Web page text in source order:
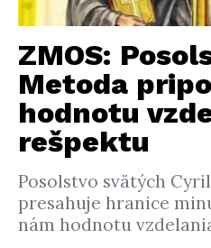
ZMOS:
Metoda
hodnotu
rešpektu
Posolstvo svätých
presahuje hranice
nám hodnotu